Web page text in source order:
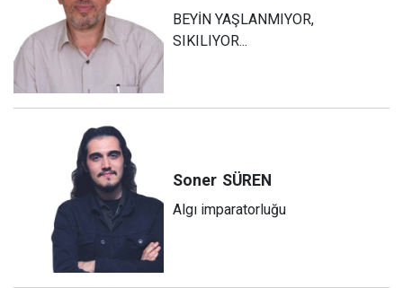
BEYİN YAŞLANMIYOR,
SIKILIYOR...
Soner SÜREN
Algı imparatorluğu